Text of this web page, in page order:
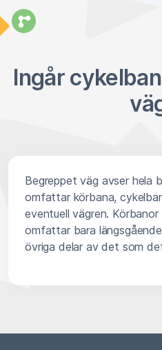
Ingår
Begreppet väg avser hela
omfattar körbana,
eventuell vägren.
omfattar bara
övriga delar av det som